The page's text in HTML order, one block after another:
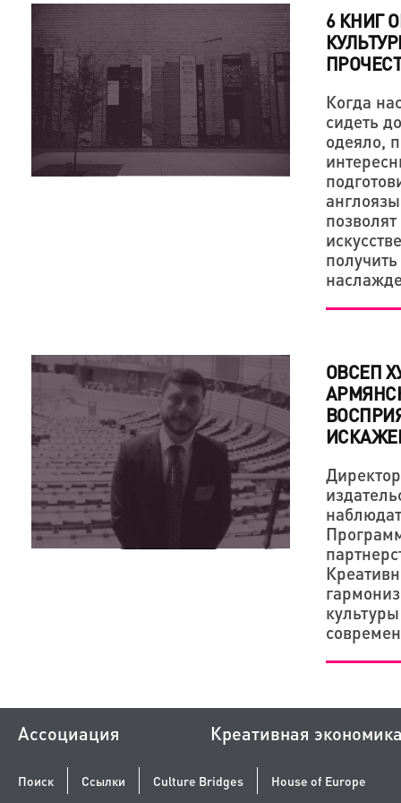
6 КНИГ
Когда
сидеть
одеяло,
получить
ОВСЕП
Ассоциация Креативная экономика
Поиск Ссылки Culture Bridges House of Europe